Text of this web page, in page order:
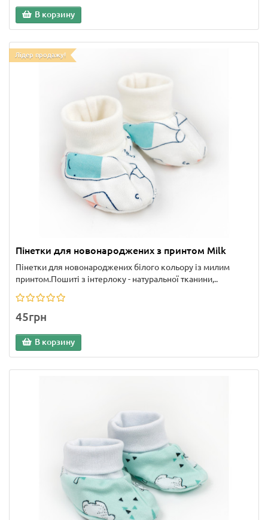
В корзину
Лідер продажу!
Пінетки для новонароджених з принтом Milk
Пінетки для новонароджених білого кольору із милим
принтом.Пошиті з інтерлоку - натуральної тканини,..
45грн
В корзину